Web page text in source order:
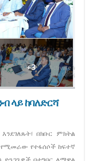
ላይ ከባለድርሻ
በክቡር ምክትል
የሚመራው የተፋሰሶች ከፍተኛ